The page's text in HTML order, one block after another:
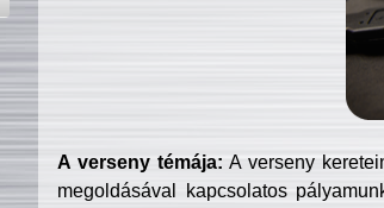
A verseny témája: A verseny
megoldásával kapcsolatos